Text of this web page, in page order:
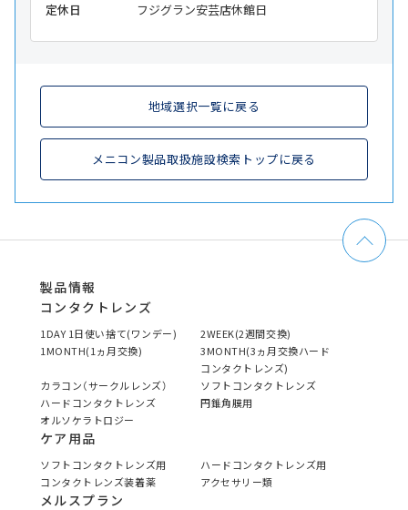
定休日
フジグラン安芸店休館日
地域選択一覧に戻る
メニコン製品取扱施設検索トップに戻る
製品情報
コンタクトレンズ
1DAY 1日使い捨て(ワンデー)
2WEEK(2週間交換)
1MONTH(1ヵ月交換)
3MONTH(3ヵ月交換ハード
コンタクトレンズ)
カラコン（サークルレンズ）
ソフトコンタクトレンズ
ハードコンタクトレンズ
円錐角膜用
オルソケラトロジー
ケア用品
ソフトコンタクトレンズ用
ハードコンタクトレンズ用
コンタクトレンズ装着薬
アクセサリー類
メルスプラン